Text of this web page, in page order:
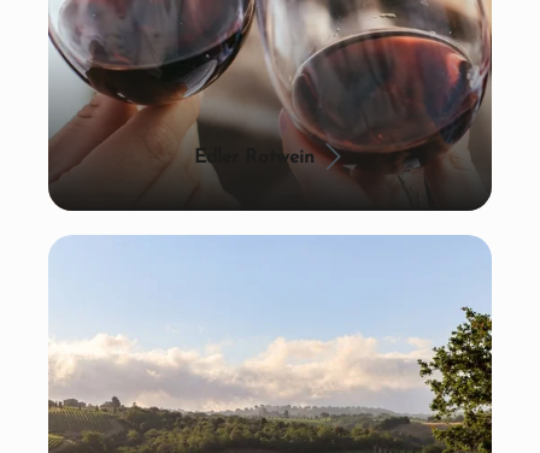
Edler Rotwein